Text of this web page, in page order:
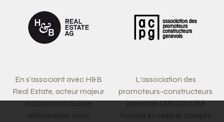
En s’associant avec H&B
Real Estate, acteur majeur
local pour la Suisse
alémanique, nous
L’association des
promoteurs-constructeurs
genevois (APCG) a été
fondée en 1989 et compte